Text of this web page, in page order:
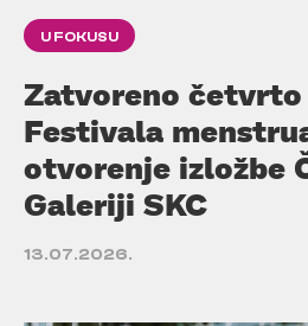
U FOKUSU
Zatvoreno četvrto
Festivala
otvorenje izložbe
Galeriji SKC
13.07.2026.